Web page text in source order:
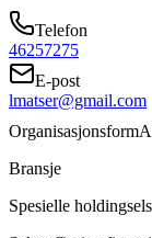
Telefon
46257275
E-post
lmatser@gmail.com
Organisasjonsform
Bransje
Spesielle